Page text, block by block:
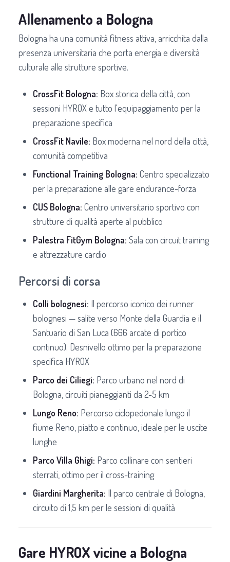
Allenamento a Bologna
Bologna ha una comunità fitness attiva, arricchita dalla
presenza universitaria che porta energia e diversità
culturale alle strutture sportive.
CrossFit Bologna: Box storica della città, con
sessioni HYROX e tutto l'equipaggiamento per la
preparazione specifica
CrossFit Navile: Box moderna nel nord della città,
comunità competitiva
Functional Training Bologna: Centro specializzato
per la preparazione alle gare endurance-forza
CUS Bologna: Centro universitario sportivo con
strutture di qualità aperte al pubblico
Palestra FitGym Bologna: Sala con circuit training
e attrezzature cardio
Percorsi di corsa
Colli bolognesi: Il percorso iconico dei runner
bolognesi — salite verso Monte della Guardia e il
Santuario di San Luca (666 arcate di portico
continuo). Desnivello ottimo per la preparazione
specifica HYROX
Parco dei Ciliegi: Parco urbano nel nord di
Bologna, circuiti pianeggianti da 2-5 km
Lungo Reno: Percorso ciclopedonale lungo il
fiume Reno, piatto e continuo, ideale per le uscite
lunghe
Parco Villa Ghigi: Parco collinare con sentieri
sterrati, ottimo per il cross-training
Giardini Margherita: Il parco centrale di Bologna,
circuito di 1,5 km per le sessioni di qualità
Gare HYROX vicine a Bologna